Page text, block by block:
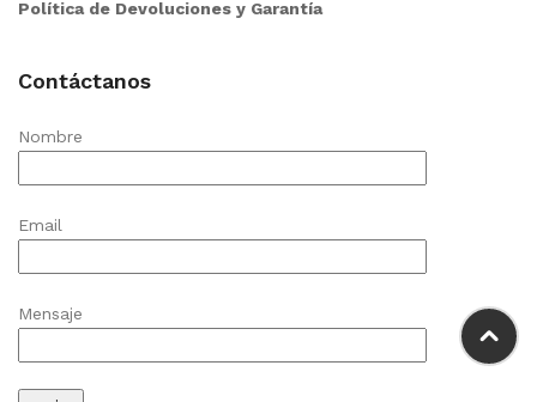
Política de Devoluciones y Garantía
Contáctanos
Nombre
Email
Mensaje